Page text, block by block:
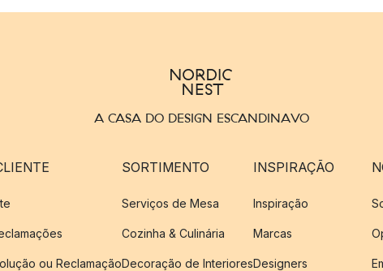
A CASA DO DESIGN ESCANDINAVO
ou Reclamação
SORTIMENTO
Serviços de Mesa
Cozinha & Culinária
Decoração de Interiores
INSPIRAÇÃO
Inspiração
Marcas
Designers